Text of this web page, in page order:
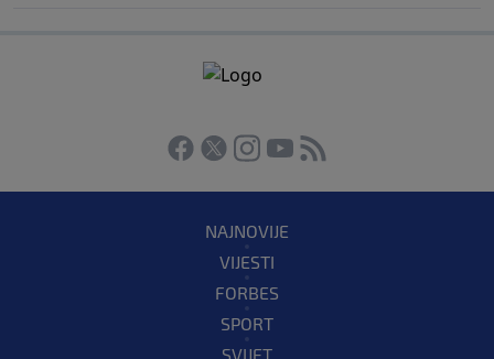
NAJNOVIJE
VIJESTI
FORBES
SPORT
SVIJET